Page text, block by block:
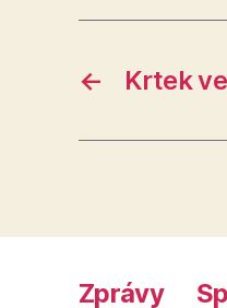
← Krtek
Zprávy